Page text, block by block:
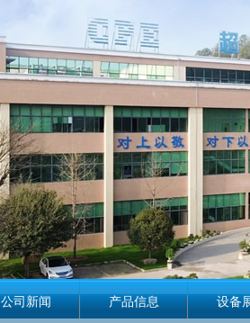
公司新闻 产品信息 设备